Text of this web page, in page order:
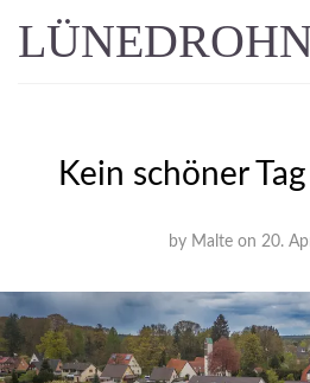
Kein schöner
by Malte on 20.